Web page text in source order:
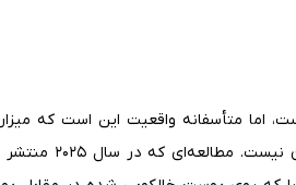
اما متأسفانه واقعیت این است که
خالکوبی‌ها با خوانش حسگرها از موردی به مورد دیگر یکسان